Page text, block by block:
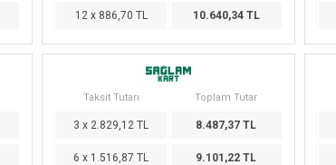
12 x 886,70 TL 10.640,34 TL
Taksit Tutarı Toplam Tutar
3 x 2.829,12 TL 8.487,37 TL
6 x 1.516,87 TL 9.101,22 TL